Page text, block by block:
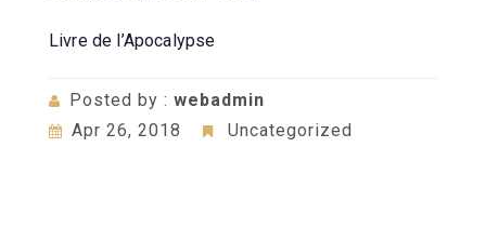
Livre de l’Apocalypse
Posted by : webadmin
Apr 26, 2018
Uncategorized